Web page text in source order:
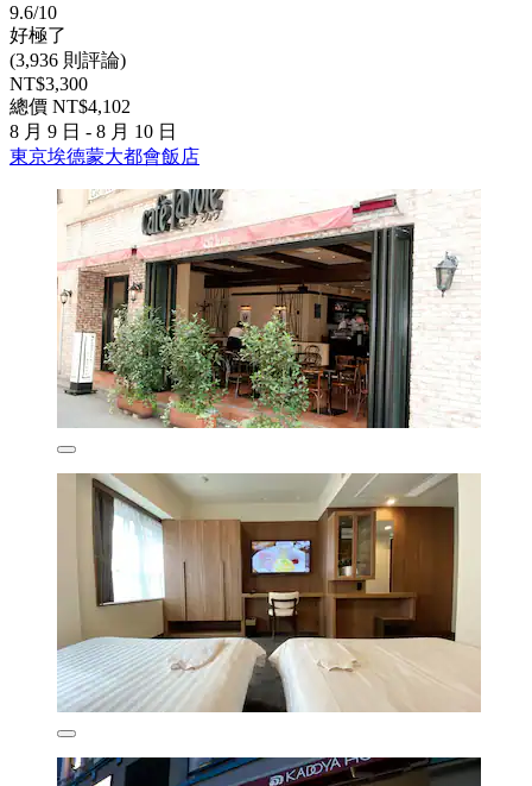
9.6/10
好極了
(3,936 則評論)
NT$3,300
總價 NT$4,102
8 月 9 日 - 8 月 10 日
東京埃德蒙大都會飯店